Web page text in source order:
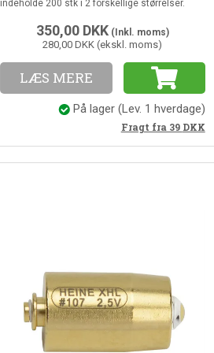
indeholde 200 stk i 2 forskellige størrelser.
350,00 DKK(Inkl. moms)
280,00 DKK (ekskl. moms)
LÆS MERE
På lager (Lev. 1 hverdage)
Fragt fra 39 DKK